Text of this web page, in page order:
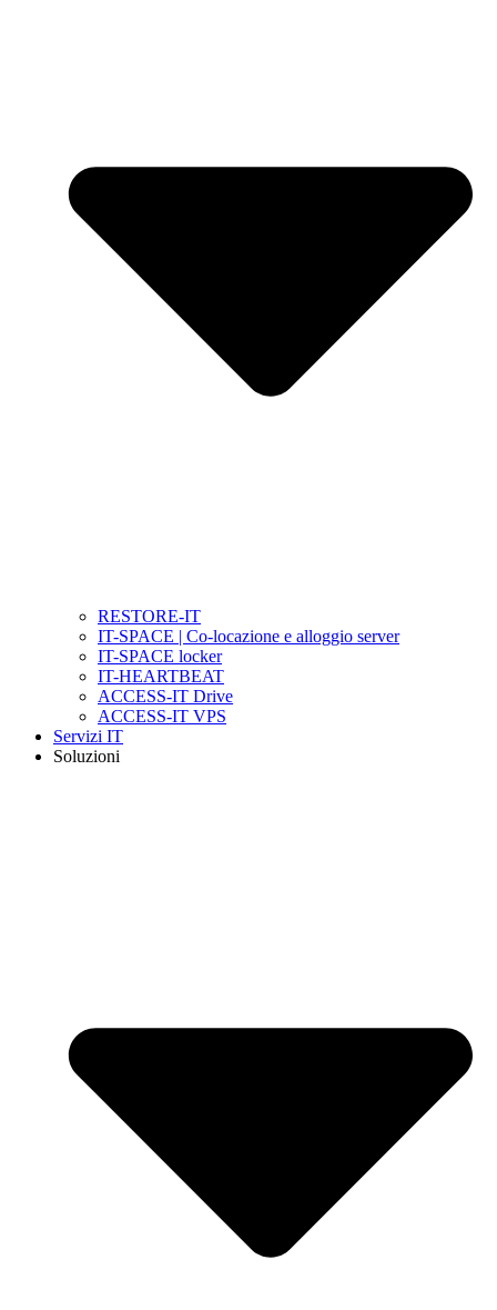
RESTORE-IT
IT-SPACE | Co-locazione e alloggio server
IT-SPACE locker
IT-HEARTBEAT
ACCESS-IT Drive
ACCESS-IT VPS
Servizi IT
Soluzioni